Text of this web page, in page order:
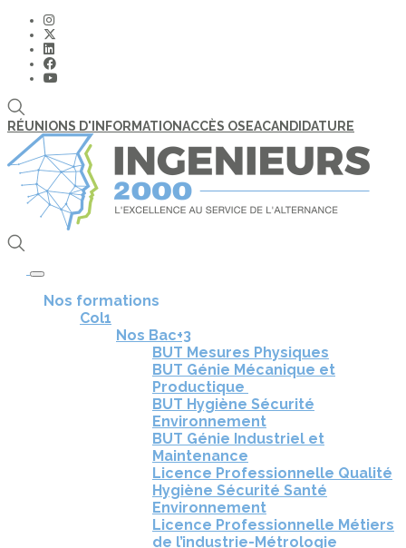
RÉUNIONS D'INFORMATIONACCÈS OSEACANDIDATURE
Toggle navigation
Nos formations
Col1
Nos Bac+3
BUT Mesures Physiques
BUT Génie Mécanique et
Productique
BUT Hygiène Sécurité
Environnement
BUT Génie Industriel et
Maintenance
Licence Professionnelle Qualité
Hygiène Sécurité Santé
Environnement
Licence Professionnelle Métiers
de l’industrie-Métrologie